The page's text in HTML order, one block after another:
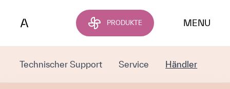
PRODUKTE MENU
Technischer Support Service Händler